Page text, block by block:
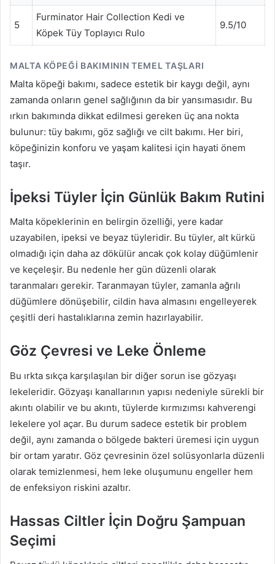
5
Furminator Hair Collection Kedi ve
Köpek Tüy Toplayıcı Rulo
9.5/10
MALTA KÖPEĞI BAKIMININ TEMEL TAŞLARI
Malta köpeği bakımı, sadece estetik bir kaygı değil, aynı
zamanda onların genel sağlığının da bir yansımasıdır. Bu
ırkın bakımında dikkat edilmesi gereken üç ana nokta
bulunur: tüy bakımı, göz sağlığı ve cilt bakımı. Her biri,
köpeğinizin konforu ve yaşam kalitesi için hayati önem
taşır.
İpeksi Tüyler İçin Günlük Bakım Rutini
Malta köpeklerinin en belirgin özelliği, yere kadar
uzayabilen, ipeksi ve beyaz tüyleridir. Bu tüyler, alt kürkü
olmadığı için daha az dökülür ancak çok kolay düğümlenir
ve keçeleşir. Bu nedenle her gün düzenli olarak
taranmaları gerekir. Taranmayan tüyler, zamanla ağrılı
düğümlere dönüşebilir, cildin hava almasını engelleyerek
çeşitli deri hastalıklarına zemin hazırlayabilir.
Göz Çevresi ve Leke Önleme
Bu ırkta sıkça karşılaşılan bir diğer sorun ise gözyaşı
lekeleridir. Gözyaşı kanallarının yapısı nedeniyle sürekli bir
akıntı olabilir ve bu akıntı, tüylerde kırmızımsı kahverengi
lekelere yol açar. Bu durum sadece estetik bir problem
değil, aynı zamanda o bölgede bakteri üremesi için uygun
bir ortam yaratır. Göz çevresinin özel solüsyonlarla düzenli
olarak temizlenmesi, hem leke oluşumunu engeller hem
de enfeksiyon riskini azaltır.
Hassas Ciltler İçin Doğru Şampuan
Seçimi